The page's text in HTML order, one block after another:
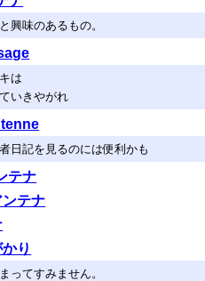
興味のあるもの。
は
いきやがれ
日記を見るのには便利かも
テナ
テナ
り
ってすみません。